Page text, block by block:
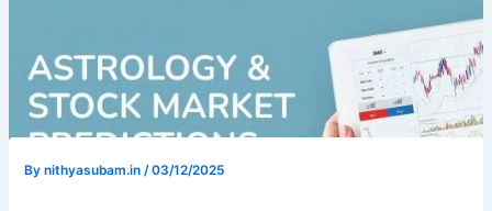
Bynithyasubam.in /03/12/2025